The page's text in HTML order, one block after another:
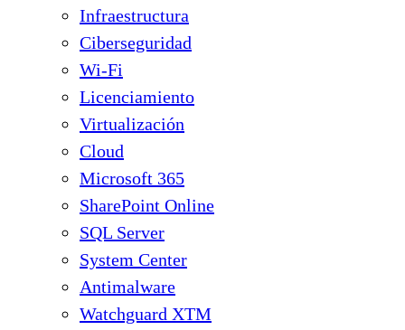
Infraestructura
Ciberseguridad
Wi-Fi
Licenciamiento
Virtualización
Cloud
Microsoft 365
SharePoint Online
SQL Server
System Center
Antimalware
Watchguard XTM